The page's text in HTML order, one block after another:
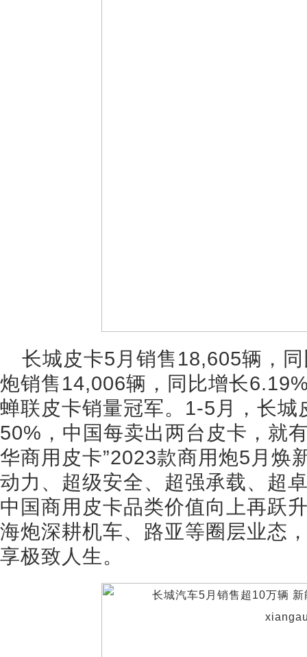
长城皮卡5月销售18,605辆，
炮销售14,006辆，同比增长
蝉联皮卡销量冠军。1-5月，长城
50%，中国每卖出两台皮卡，就
华商用皮卡”2023款商用炮5月焕
动力、超级安全、超强承载、超
中国商用皮卡品类价值向上再跃
海炮深耕机车、路亚等圈层业态
享极致人生。